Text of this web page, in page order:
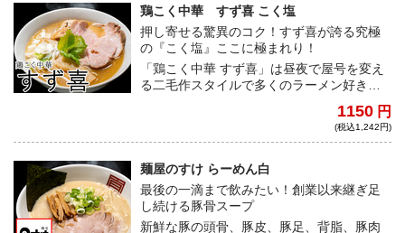
用意いただいた！もちもちの食感でスープ
とも相性抜群な極上の味わい！全てが大満
足の一杯となっていることは言うまでもな
い！
鶏こく中華 すず喜 こく塩
押し寄せる驚異のコク！すず喜が誇る究極
の『こく塩』ここに極まれり！
「鶏こく中華 すず喜」は昼夜で屋号を変え
る二毛作スタイルで多くのラーメン好きか
回は、看板メニューである”こく塩”が満を持
して登場。塩スープは、麺に絡まるとマイ
上がりになっている。一口食べると、魚介
と動物系出汁の絶妙な配合から生まれると
んでもないコクが口いっぱいに広がり、そ
の旨さは脳に刻み込まれ離れない。何度食
1150 円
(税込1,242円)
麺屋のすけ らーめん白
最後の一滴まで飲みたい！創業以来継ぎ足
し続ける豚骨スープ
新鮮な豚の頭骨、豚皮、豚足、背脂、豚肉